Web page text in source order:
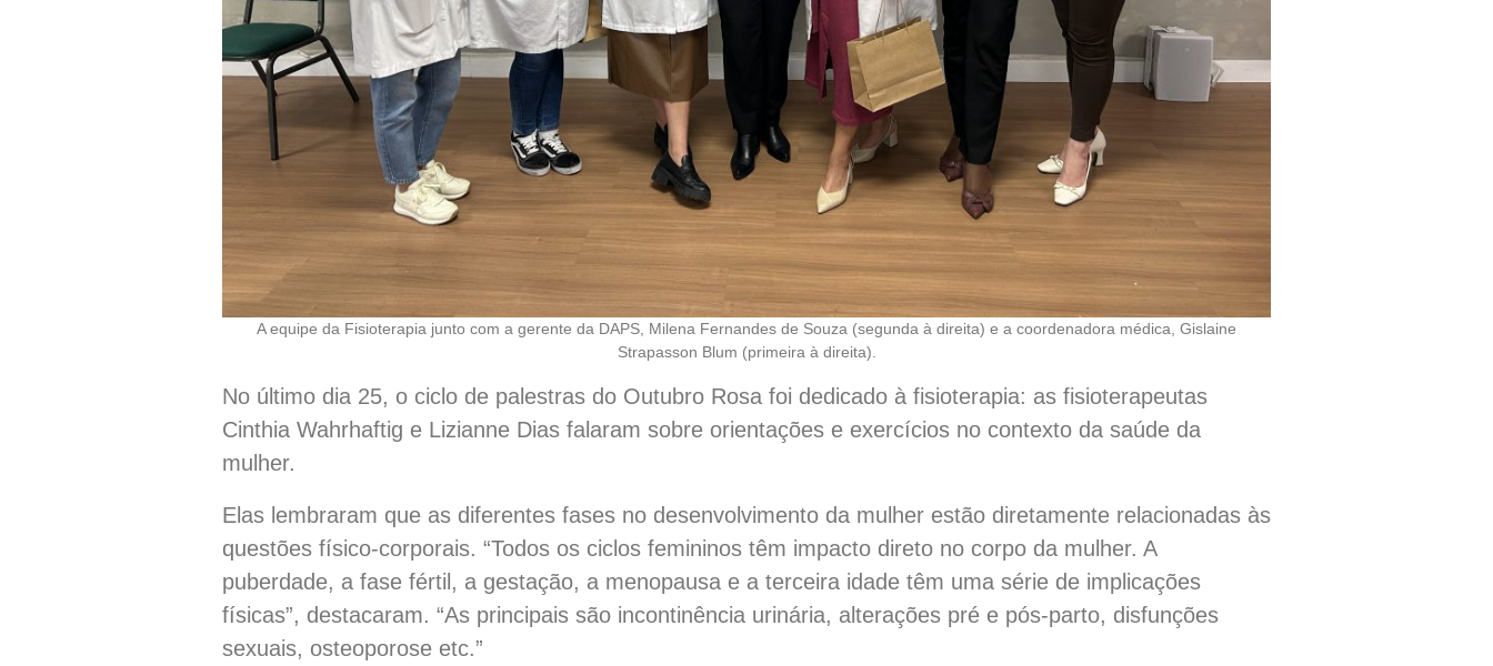
A equipe da Fisioterapia junto com a gerente da DAPS, Milena Fernandes de Souza (segunda à direita) e a coordenadora médica, Gislaine
Strapasson Blum (primeira à direita).
No último dia 25, o ciclo de palestras do Outubro Rosa foi dedicado à fisioterapia: as fisioterapeutas
Cinthia Wahrhaftig e Lizianne Dias falaram sobre orientações e exercícios no contexto da saúde da
mulher.
Elas lembraram que as diferentes fases no desenvolvimento da mulher estão diretamente relacionadas às
questões físico-corporais. “Todos os ciclos femininos têm impacto direto no corpo da mulher. A
puberdade, a fase fértil, a gestação, a menopausa e a terceira idade têm uma série de implicações
físicas”, destacaram. “As principais são incontinência urinária, alterações pré e pós-parto, disfunções
sexuais, osteoporose etc.”